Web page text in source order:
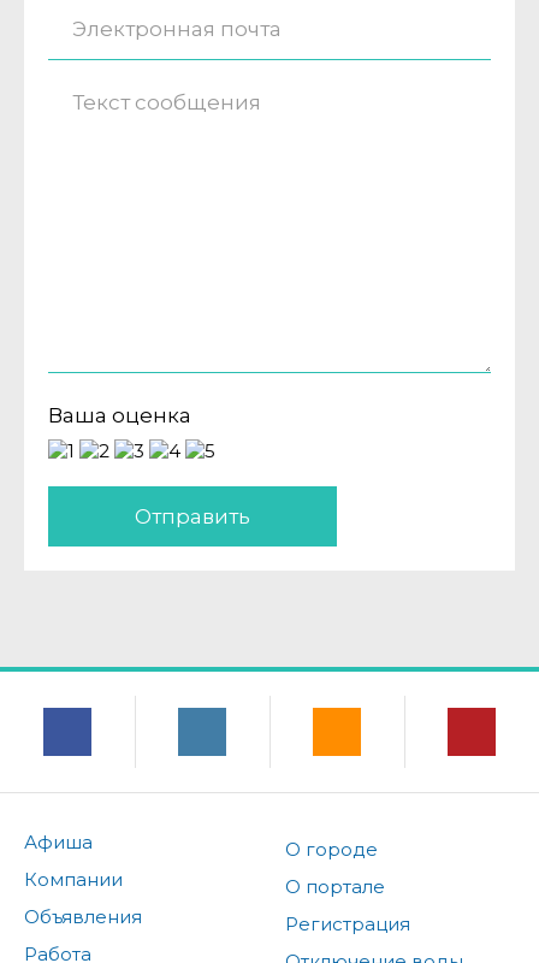
Ваша оценка
Отправить
Афиша
Компании
Объявления
Работа
О городе
О портале
Регистрация